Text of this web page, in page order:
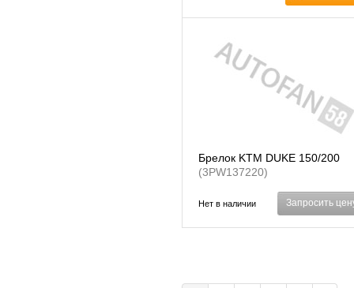
Брелок KTM DUKE 150/200
(3PW137220)
Нет в наличии Запросить